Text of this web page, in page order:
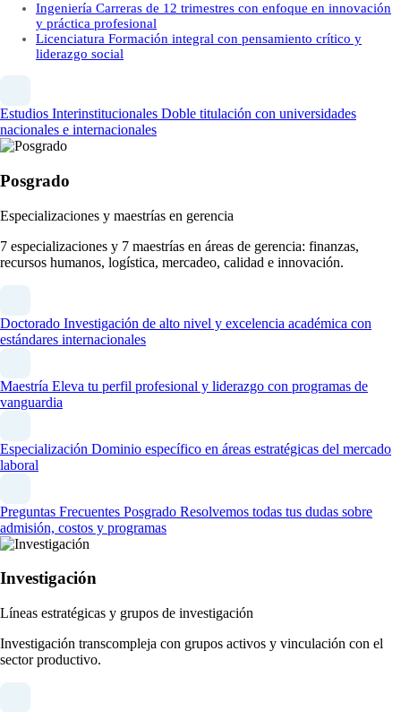
Ingeniería Carreras de 12 trimestres con enfoque en innovación
y práctica profesional
Licenciatura Formación integral con pensamiento crítico y
liderazgo social
Estudios Interinstitucionales Doble titulación con universidades
nacionales e internacionales
Posgrado
Especializaciones y maestrías en gerencia
7 especializaciones y 7 maestrías en áreas de gerencia: finanzas,
recursos humanos, logística, mercadeo, calidad e innovación.
Doctorado Investigación de alto nivel y excelencia académica con
estándares internacionales
Maestría Eleva tu perfil profesional y liderazgo con programas de
vanguardia
Especialización Dominio específico en áreas estratégicas del mercado
laboral
Preguntas Frecuentes Posgrado Resolvemos todas tus dudas sobre
admisión, costos y programas
Investigación
Líneas estratégicas y grupos de investigación
Investigación transcompleja con grupos activos y vinculación con el
sector productivo.